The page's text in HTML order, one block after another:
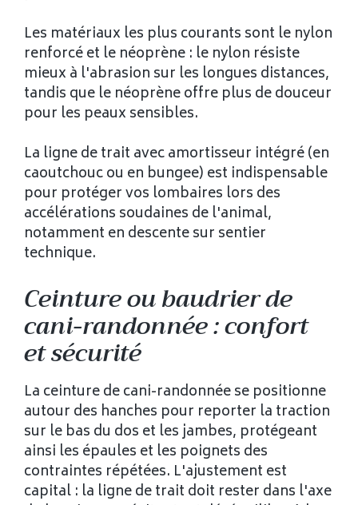
Les matériaux les plus courants sont le nylon
renforcé et le néoprène : le nylon résiste
mieux à l'abrasion sur les longues distances,
tandis que le néoprène offre plus de douceur
pour les peaux sensibles.
La ligne de trait avec amortisseur intégré (en
caoutchouc ou en bungee) est indispensable
pour protéger vos lombaires lors des
accélérations soudaines de l'animal,
notamment en descente sur sentier
technique.
Ceinture ou baudrier de
cani-randonnée : confort
et sécurité
La ceinture de cani-randonnée se positionne
autour des hanches pour reporter la traction
sur le bas du dos et les jambes, protégeant
ainsi les épaules et les poignets des
contraintes répétées. L'ajustement est
capital : la ligne de trait doit rester dans l'axe